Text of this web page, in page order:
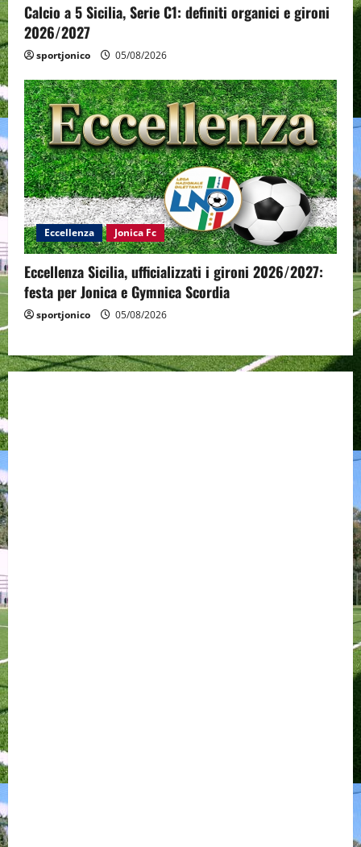
Calcio a 5 Sicilia, Serie C1: definiti organici e gironi
2026/2027
sportjonico 05/08/2026
Eccellenza Jonica Fc
Eccellenza Sicilia, ufficializzati i gironi 2026/2027:
festa per Jonica e Gymnica Scordia
sportjonico 05/08/2026